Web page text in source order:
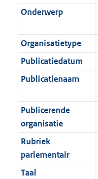
t
a
Onderwerp
Organisatietype
Publicatiedatum
Publicatienaam
Publicerende
organisatie
Rubriek
parlementair
Taal